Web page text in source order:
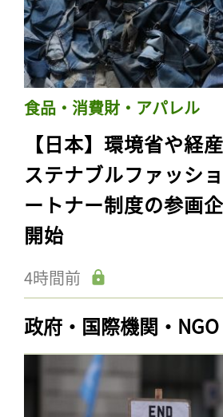
食品・消費財・アパレル
【日本】環境省や経
ステナブルファッシ
ートナー制度の参画
開始
4時間前
政府・国際機関・NGO